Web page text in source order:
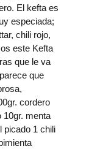
El kefta es
especiada;
chili rojo,
este Kefta
que le va
que
cordero
menta
picado 1 chili